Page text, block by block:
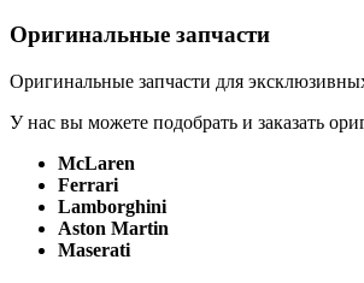
Оригинальные запчасти
Оригинальные запчасти для
У нас вы можете подобрать и заказать
McLaren
Ferrari
Lamborghini
Aston Martin
Maserati